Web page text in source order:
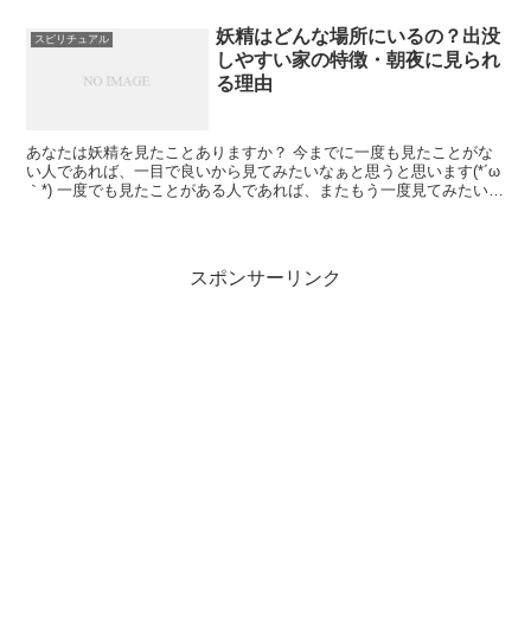
スピリチュアル
妖精はどんな場所にいるの？出没
しやすい家の特徴・朝夜に見られ
る理由
あなたは妖精を見たことありますか？ 今までに一度も見たことがな
い人であれば、一目で良いから見てみたいなぁと思うと思います(*´ω
｀*) 一度でも見たことがある人であれば、またもう一度見てみたいな
スポンサーリンク